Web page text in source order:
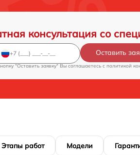
консультация со
Оставить
"Оставить заявку" Вы соглашаетесь c политикой
Этапы работ Модели